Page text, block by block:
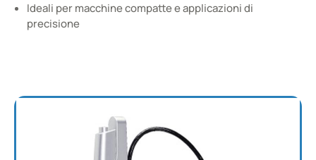
Ideali per macchine compatte e applicazioni di
precisione